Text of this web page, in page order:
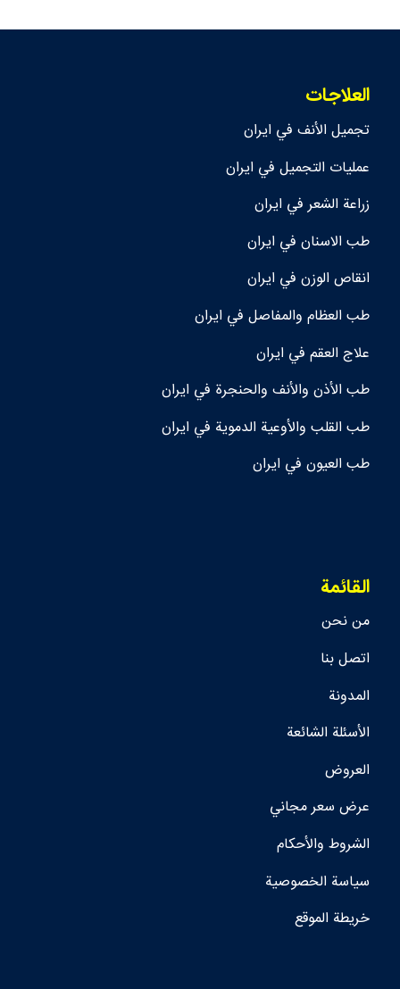
العلاجات
تجمیل الأنف في ايران
عمليات التجميل في ايران
زراعة الشعر في ايران
طب الاسنان في ايران
انقاص الوزن في ايران
طب العظام والمفاصل في ايران
علاج العقم في ايران
طب الأذن والأنف والحنجرة في ايران
طب القلب والأوعية الدموية في ايران
طب العيون في ايران
القائمة
من نحن
اتصل بنا
المدونة
الأسئلة الشائعة
العروض
عرض سعر مجاني
الشروط والأحكام
سياسة الخصوصية
خريطة الموقع